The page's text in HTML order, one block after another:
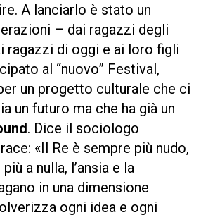
A lanciarlo è stato un
– dai ragazzi degli
ragazzi di oggi e ai loro figli
al “nuovo” Festival,
un progetto culturale che ci
un futuro ma che ha già un
. Dice il sociologo
«Il Re è sempre più nudo,
a nulla, l’ansia e la
in una dimensione
ogni idea e ogni